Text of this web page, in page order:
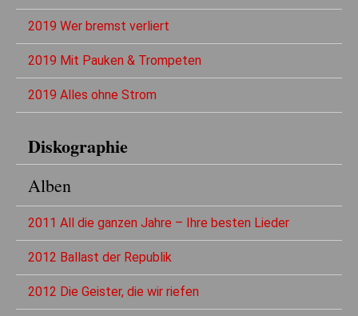
2019 Wer bremst verliert
2019 Mit Pauken & Trompeten
2019 Alles ohne Strom
Diskographie
Alben
2011 All die ganzen Jahre – Ihre besten Lieder
2012 Ballast der Republik
2012 Die Geister, die wir riefen